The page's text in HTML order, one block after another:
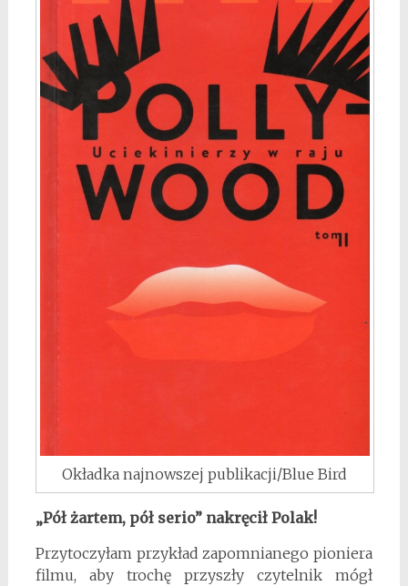
Okładka najnowszej publikacji/Blue Bird
„Pół żartem, pół serio” nakręcił Polak!
Przytoczyłam przykład zapomnianego pioniera
filmu, aby trochę przyszły czytelnik mógł